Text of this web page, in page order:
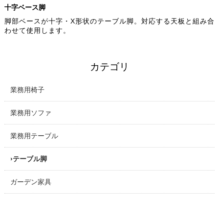
十字ベース脚
脚部ベースが十字・X形状のテーブル脚。対応する天板と組み合
わせて使用します。
カテゴリ
業務用椅子
業務用ソファ
業務用テーブル
テーブル脚
ガーデン家具